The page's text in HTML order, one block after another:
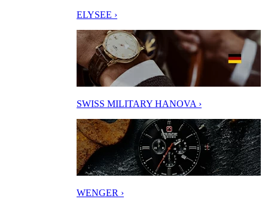
ELYSEE ›
SWISS MILITARY HANOVA ›
WENGER ›